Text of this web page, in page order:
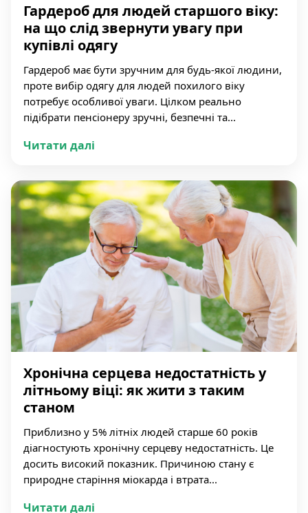
Гардероб для людей старшого віку:
на що слід звернути увагу при
купівлі одягу
Гардероб має бути зручним для будь-якої людини,
проте вибір одягу для людей похилого віку
потребує особливої ​​уваги. Цілком реально
підібрати пенсіонеру зручні, безпечні та...
Читати далі
Хронічна серцева недостатність у
літньому віці: як жити з таким
станом
Приблизно у 5% літніх людей старше 60 років
діагностують хронічну серцеву недостатність. Це
досить високий показник. Причиною стану є
природне старіння міокарда і втрата...
Читати далі